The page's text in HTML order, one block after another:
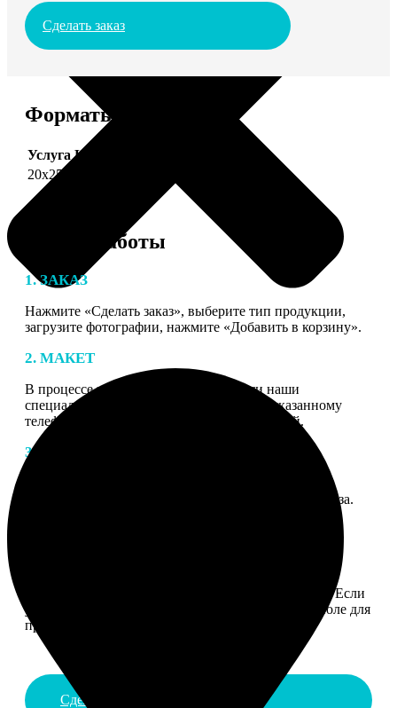
Сделать заказ
Форматы и цены
Услуга Цена, руб.
20х25
Этапы работы
1. ЗАКАЗ
Нажмите «Сделать заказ», выберите тип продукции,
загрузите фотографии, нажмите «Добавить в корзину».
2. МАКЕТ
В процессе подготовки заказа к печати наши
специалисты могут связаться с Вами по указанному
телефону или email для согласования деталей.
3. ИЗГОТОВЛЕНИЕ
получите подтверждение на email с описанием заказа.
Введите адрес и выберите способ доставки заказа. Если
у вас есть промокод, введите его в специальное поле для
промокода.
Сделать заказ